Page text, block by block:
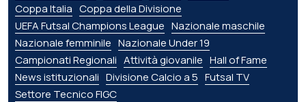
Coppa Italia Coppa della Divisione
UEFA Futsal Champions League Nazionale maschile
Nazionale femminile Nazionale Under 19
Campionati Regionali Attività giovanile Hall of Fame
News istituzionali Divisione Calcio a 5 Futsal TV
Settore Tecnico FIGC